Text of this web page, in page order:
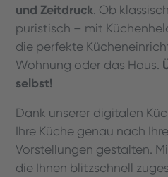
und Zeitdruck. Ob
puristisch – mit
die perfekte
Wohnung oder das Haus.
selbst!
Dank unserer digitalen
Ihre Küche genau nach
Vorstellungen gestalten.
die Ihnen blitzschnell